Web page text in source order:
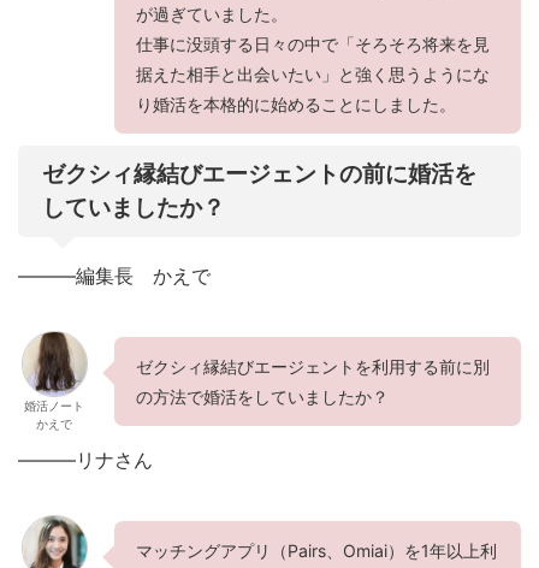
が過ぎていました。
仕事に没頭する日々の中で「そろそろ将来を見
据えた相手と出会いたい」と強く思うようにな
り婚活を本格的に始めることにしました。
ゼクシィ縁結びエージェントの前に婚活を
していましたか？
———編集長 かえで
婚活ノート
かえで
ゼクシィ縁結びエージェントを利用する前に別
の方法で婚活をしていましたか？
———リナさん
マッチングアプリ（Pairs、Omiai）を1年以上利